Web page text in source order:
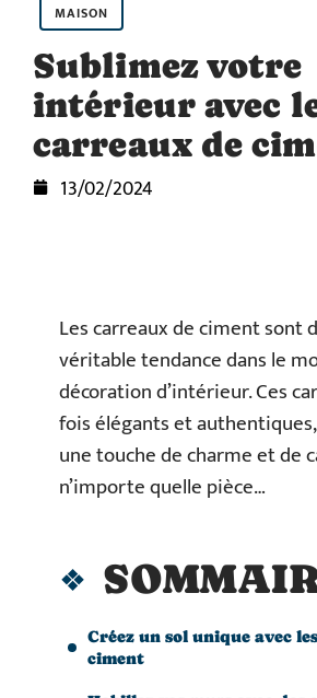
MAISON
Sublimez votre
intérieur avec
carreaux de
13/02/2024
Les carreaux de ciment sont
véritable tendance dans le
décoration d’intérieur. Ces
fois élégants et
une touche de charme et de
n’importe quelle pièce…
Créez un sol unique avec
ciment